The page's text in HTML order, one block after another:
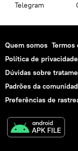
Telegram
Quem somos Termos
Política de privacidade
Dúvidas sobre
Padrões da
Preferências de